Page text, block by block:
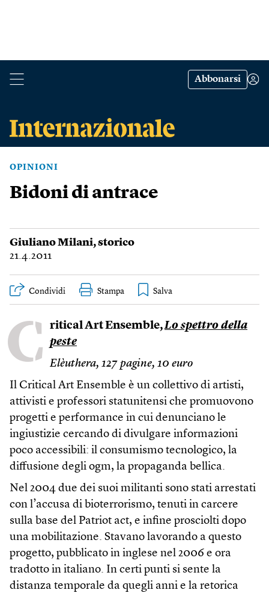
Abbonarsi
OPINIONI
Bidoni di antrace
Giuliano Milani, storico
21.4.2011
Condividi Stampa
C ritical Art Ensemble,Lo spettro della
peste
Elèuthera, 127 pagine, 10 euro
Il Critical Art Ensemble è un collettivo di artisti,
attivisti e professori statunitensi che promuovono
progetti e performance in cui denunciano le
ingiustizie cercando di divulgare informazioni
poco accessibili: il consumismo tecnologico, la
diffusione degli ogm, la propaganda bellica.
Nel 2004 due dei suoi militanti sono stati arrestati
con l’accusa di bioterrorismo, tenuti in carcere
sulla base del Patriot act, e infine prosciolti dopo
una mobilitazione. Stavano lavorando a questo
progetto, pubblicato in inglese nel 2006 e ora
tradotto in italiano. In certi punti si sente la
distanza temporale da quegli anni e la retorica